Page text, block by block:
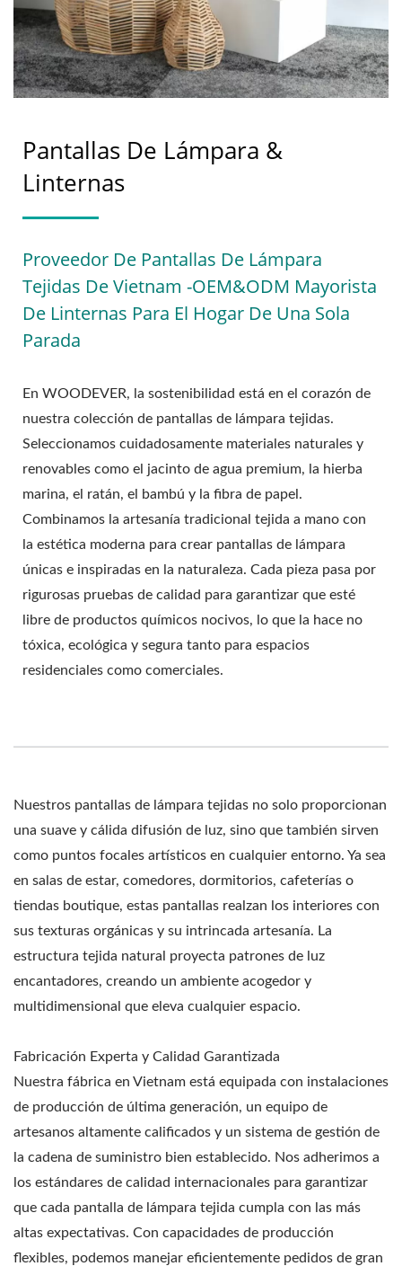
Pantallas De Lámpara &
Linternas
Proveedor De Pantallas De Lámpara
Tejidas De Vietnam -OEM&ODM Mayorista
De Linternas Para El Hogar De Una Sola
Parada
En WOODEVER, la sostenibilidad está en el corazón de
nuestra colección de pantallas de lámpara tejidas.
Seleccionamos cuidadosamente materiales naturales y
renovables como el jacinto de agua premium, la hierba
marina, el ratán, el bambú y la fibra de papel.
Combinamos la artesanía tradicional tejida a mano con
la estética moderna para crear pantallas de lámpara
únicas e inspiradas en la naturaleza. Cada pieza pasa por
rigurosas pruebas de calidad para garantizar que esté
libre de productos químicos nocivos, lo que la hace no
tóxica, ecológica y segura tanto para espacios
residenciales como comerciales.
Nuestros pantallas de lámpara tejidas no solo proporcionan
una suave y cálida difusión de luz, sino que también sirven
como puntos focales artísticos en cualquier entorno. Ya sea
en salas de estar, comedores, dormitorios, cafeterías o
tiendas boutique, estas pantallas realzan los interiores con
sus texturas orgánicas y su intrincada artesanía. La
estructura tejida natural proyecta patrones de luz
encantadores, creando un ambiente acogedor y
multidimensional que eleva cualquier espacio.
Fabricación Experta y Calidad Garantizada
Nuestra fábrica en Vietnam está equipada con instalaciones
de producción de última generación, un equipo de
artesanos altamente calificados y un sistema de gestión de
la cadena de suministro bien establecido. Nos adherimos a
los estándares de calidad internacionales para garantizar
que cada pantalla de lámpara tejida cumpla con las más
altas expectativas. Con capacidades de producción
flexibles, podemos manejar eficientemente pedidos de gran